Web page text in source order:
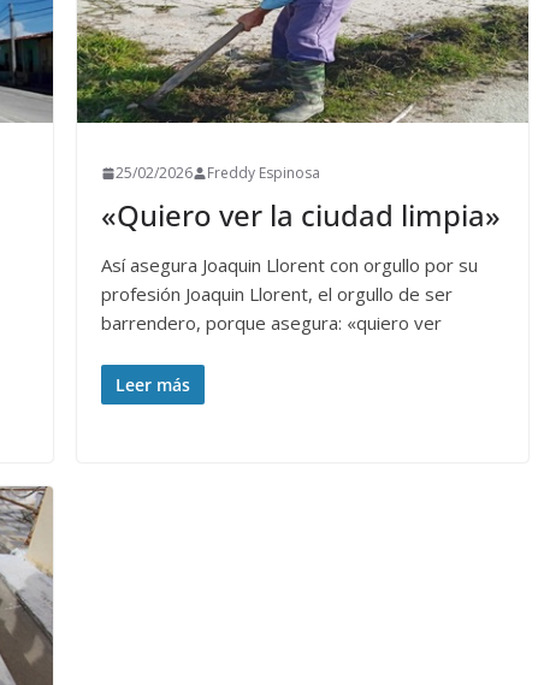
25/02/2026 Freddy Espinosa
«Quiero ver la ciudad limpia»
Así asegura Joaquin Llorent con orgullo por su
profesión Joaquin Llorent, el orgullo de ser
barrendero, porque asegura: «quiero ver
Leer más